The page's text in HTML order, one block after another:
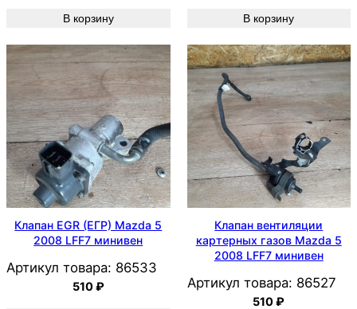
В корзину В корзину
Клапан EGR (ЕГР) Mazda 5
2008 LFF7 минивен
Артикул товара: 86533
510₽
Клапан вентиляции
картерных газов Mazda 5
2008 LFF7 минивен
Артикул товара: 86527
510₽